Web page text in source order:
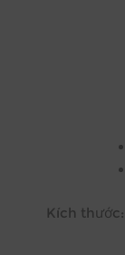
Kích thước: